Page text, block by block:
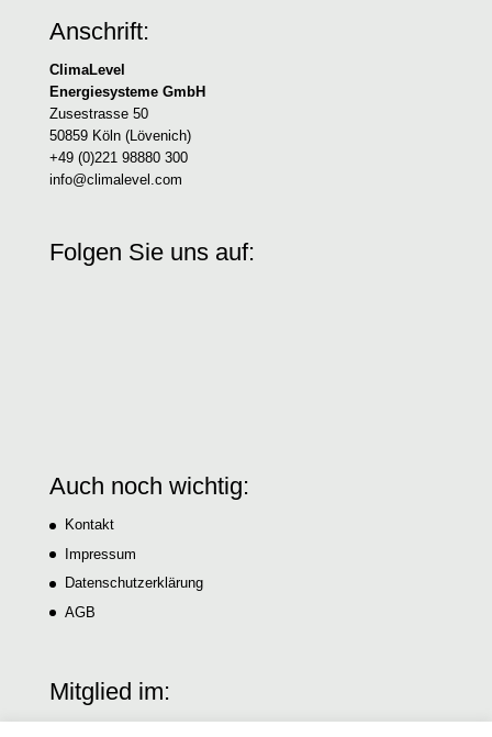
Anschrift:
ClimaLevel
Energiesysteme GmbH
Zusestrasse 50
50859 Köln (Lövenich)
+49 (0)221 98880 300
info@climalevel.com
Folgen Sie uns auf:
Auch noch wichtig:
Kontakt
Impressum
Datenschutzerklärung
AGB
Mitglied im: